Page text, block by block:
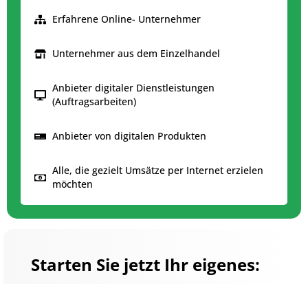
Erfahrene Online- Unternehmer
Unternehmer aus dem Einzelhandel
Anbieter digitaler Dienstleistungen
(Auftragsarbeiten)
Anbieter von digitalen Produkten
Alle, die gezielt Umsätze per Internet erzielen
möchten
Starten Sie jetzt Ihr eigenes: